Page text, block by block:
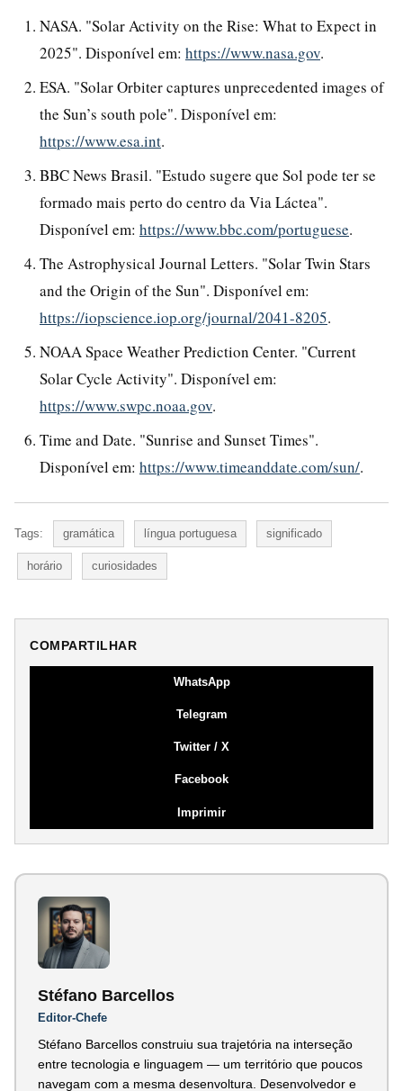
NASA. "Solar Activity on the Rise: What to Expect in
2025". Disponível em: https://www.nasa.gov.
ESA. "Solar Orbiter captures unprecedented images of
the Sun’s south pole". Disponível em:
https://www.esa.int.
BBC News Brasil. "Estudo sugere que Sol pode ter se
formado mais perto do centro da Via Láctea".
Disponível em: https://www.bbc.com/portuguese.
The Astrophysical Journal Letters. "Solar Twin Stars
and the Origin of the Sun". Disponível em:
https://iopscience.iop.org/journal/2041-8205.
NOAA Space Weather Prediction Center. "Current
Solar Cycle Activity". Disponível em:
https://www.swpc.noaa.gov.
Time and Date. "Sunrise and Sunset Times".
Disponível em: https://www.timeanddate.com/sun/.
Tags: gramática língua portuguesa significado
horário curiosidades
COMPARTILHAR
WhatsApp
Telegram
Twitter / X
Facebook
Imprimir
Stéfano Barcellos
Editor-Chefe
Stéfano Barcellos construiu sua trajetória na interseção
entre tecnologia e linguagem — um território que poucos
navegam com a mesma desenvoltura. Desenvolvedor e